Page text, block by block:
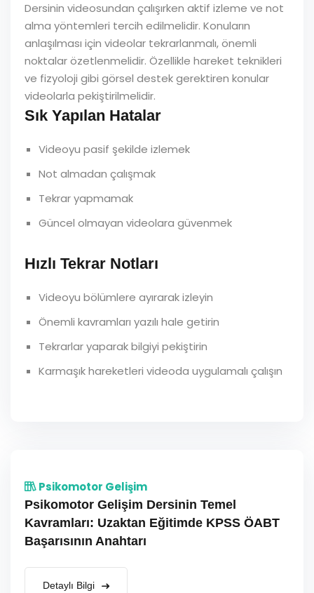
Dersinin videosundan çalışırken aktif izleme ve not
alma yöntemleri tercih edilmelidir. Konuların
anlaşılması için videolar tekrarlanmalı, önemli
noktalar özetlenmelidir. Özellikle hareket teknikleri
ve fizyoloji gibi görsel destek gerektiren konular
videolarla pekiştirilmelidir.
Sık Yapılan Hatalar
Videoyu pasif şekilde izlemek
Not almadan çalışmak
Tekrar yapmamak
Güncel olmayan videolara güvenmek
Hızlı Tekrar Notları
Videoyu bölümlere ayırarak izleyin
Önemli kavramları yazılı hale getirin
Tekrarlar yaparak bilgiyi pekiştirin
Karmaşık hareketleri videoda uygulamalı çalışın
Psikomotor Gelişim
Psikomotor Gelişim Dersinin Temel
Kavramları: Uzaktan Eğitimde KPSS ÖABT
Başarısının Anahtarı
Detaylı Bilgi